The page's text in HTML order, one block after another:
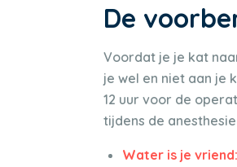
De
Voordat je je kat
je wel en niet aan je
12 uur voor de
tijdens de
Water is je vriend: